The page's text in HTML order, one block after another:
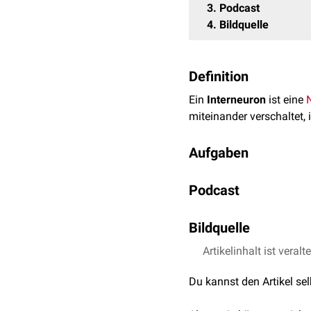
3 Podcast
4 Bildquelle
Definition
Ein Interneuron ist eine
miteinander verschaltet,
Aufgaben
komplex – unter
derNeuroarchitektur
Podcast
Bildquelle
Bildquelle Podcast:
Artikelinhalt ist
Du kannst den Artikel